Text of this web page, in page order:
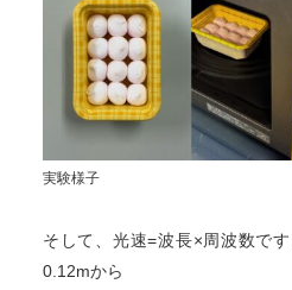
実験様子
そして、光速=波長×周波数で
0.12mから